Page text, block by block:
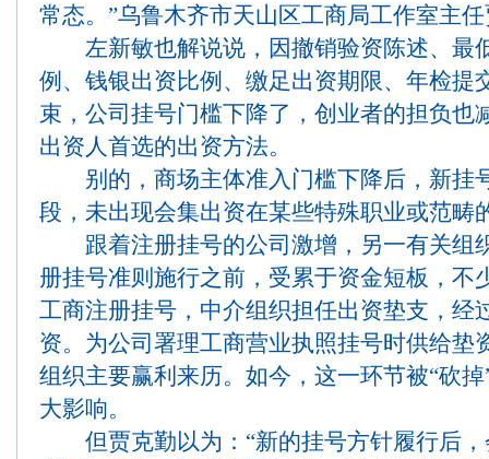
常态。”乌鲁木齐市天山区工商局工作室主
左新敏也解说说，因撤销验资陈述、最
例、钱银出资比例、缴足出资期限、年检提
束，公司挂号门槛下降了，创业者的担负也
出资人首选的出资方法。
别的，商场主体准入门槛下降后，新挂
段，未出现会集出资在某些特殊职业或范畴
跟着注册挂号的公司激增，另一有关组
册挂号准则施行之前，受累于资金短板，不
工商注册挂号，中介组织担任出资垫支，经
资。为公司署理工商营业执照挂号时供给垫
组织主要赢利来历。如今，这一环节被“砍
大影响。
但贾克勤以为：“新的挂号方针履行后，